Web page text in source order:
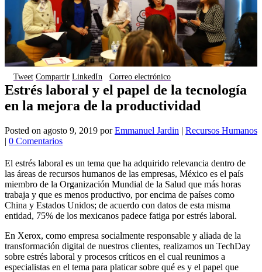
Tweet Compartir LinkedIn Correo electrónico
Estrés laboral y el papel de la tecnología
en la mejora de la productividad
Posted on agosto 9, 2019 porEmmanuel Jardin | Recursos Humanos
| 0 Comentarios
El estrés laboral es un tema que ha adquirido relevancia dentro de
las áreas de recursos humanos de las empresas, México es el país
miembro de la Organización Mundial de la Salud que más horas
trabaja y que es menos productivo, por encima de países como
China y Estados Unidos; de acuerdo con datos de esta misma
entidad, 75% de los mexicanos padece fatiga por estrés laboral.
En Xerox, como empresa socialmente responsable y aliada de la
transformación digital de nuestros clientes, realizamos un TechDay
sobre estrés laboral y procesos críticos en el cual reunimos a
especialistas en el tema para platicar sobre qué es y el papel que